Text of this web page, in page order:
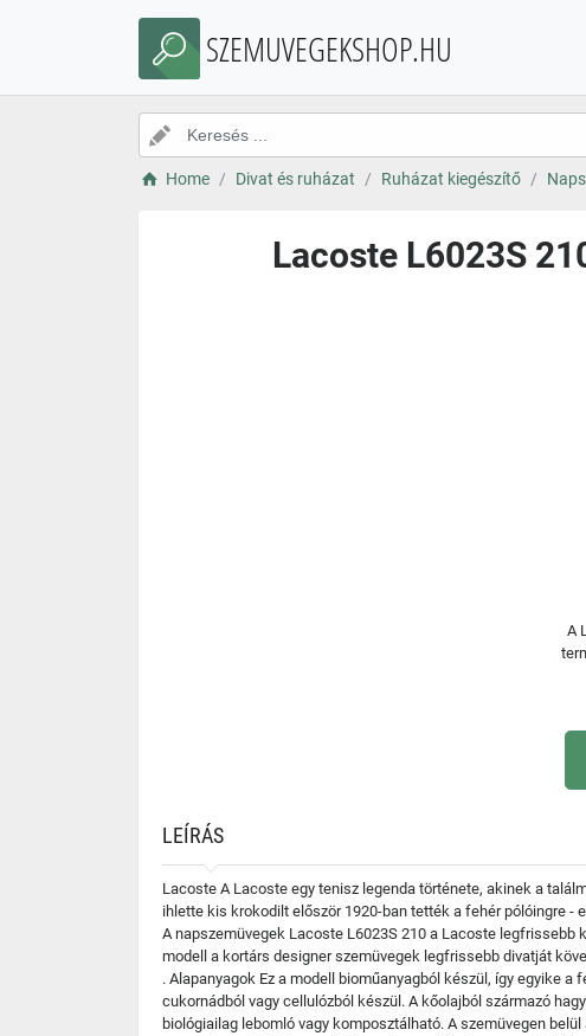
SZEMUVEGEKSHOP.HU
Home Divat és ruházat Ruházat kiegészítő
Lacoste L6023S
A
LEÍRÁS
Lacoste A Lacoste egy tenisz legenda története, akinek a
ihlette kis krokodilt először 1920-ban tették a fehér pólóingre
A napszemüvegek Lacoste L6023S 210 a Lacoste
modell a kortárs designer szemüvegek legfrissebb divatját
. Alapanyagok Ez a modell bioműanyagból készül, így egyike
cukornádból vagy cellulózból készül. A kőolajból származó
biológiailag lebomló vagy komposztálható. A szemüvegen